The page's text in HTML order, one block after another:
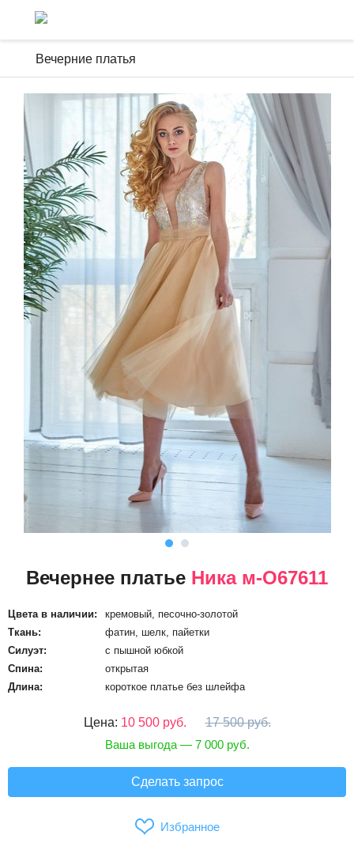
Вечерние платья
Вечернее платье Ника м-О67611
Цвета в наличии:
кремовый, песочно-золотой
Ткань:
фатин, шелк, пайетки
Силуэт:
с пышной юбкой
Спина:
открытая
Длина:
короткое платье без шлейфа
Цена: 10 500 руб.
17 500 руб.
Ваша выгода — 7 000 руб.
Сделать запрос
Избранное